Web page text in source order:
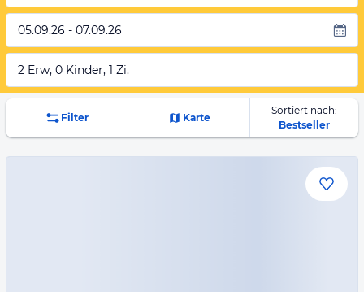
05.09.26 - 07.09.26
2 Erw, 0 Kinder, 1 Zi.
Filter Karte
Sortiert nach:
Bestseller